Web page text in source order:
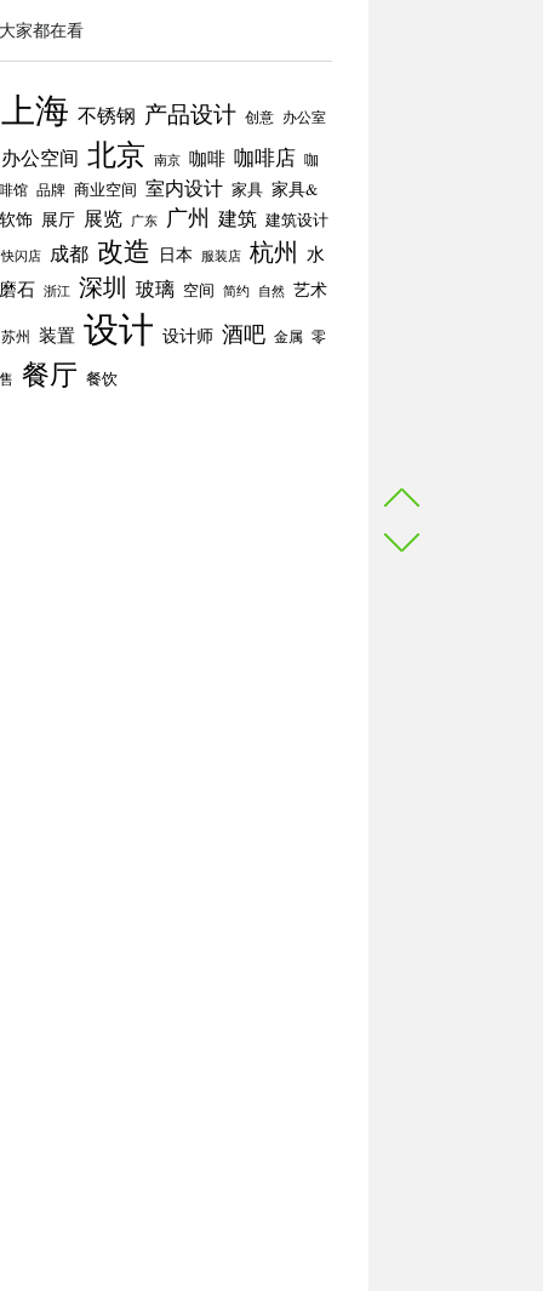
家都在看
上海 不锈钢 产品设计 创意 办公室
办公空间 北京 南京 咖啡 咖啡店 咖
馆 品牌 商业空间 室内设计 家具 家具&
饰 展厅 展览 广东 广州 建筑 建筑设计
快闪店 成都 改造 日本 服装店 杭州 水
石 浙江 深圳 玻璃 空间 简约 自然 艺术
苏州 装置 设计 设计师 酒吧 金属 零
餐厅 餐饮